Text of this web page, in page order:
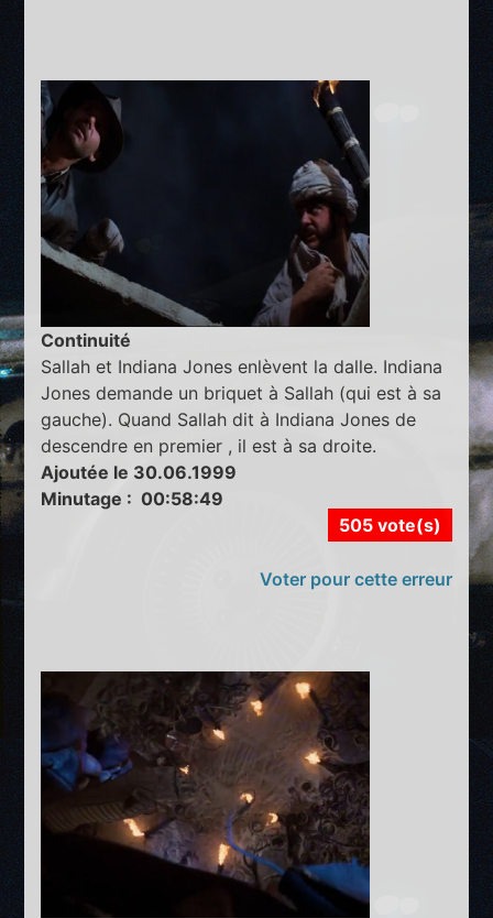
Continuité
Sallah et Indiana Jones enlèvent la dalle. Indiana
Jones demande un briquet à Sallah (qui est à sa
gauche). Quand Sallah dit à Indiana Jones de
descendre en premier , il est à sa droite.
Ajoutée le 30.06.1999
Minutage : 00:58:49
505 vote(s)
Voter pour cette erreur